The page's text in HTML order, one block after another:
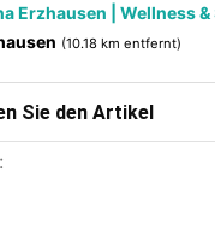
Erzhausen | Wellness &
(10.18 km entfernt)
Sie den Artikel